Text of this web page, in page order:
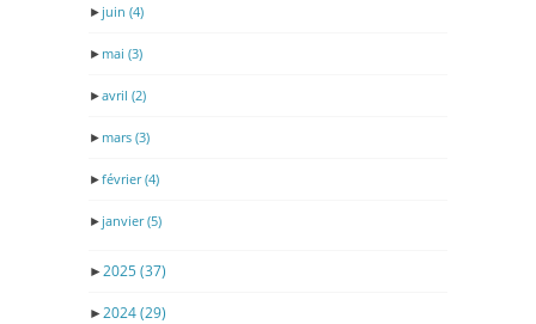
► juin (4)
► mai (3)
►avril (2)
► mars (3)
►février(4)
► janvier(5)
►2025(37)
►2024(29)